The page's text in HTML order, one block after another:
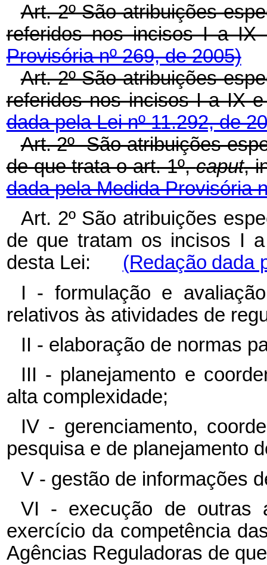
Art. 2º São atribuições
referidos nos incisos I a
Provisória nº 269, de 2005)
Art. 2º São atribuições
referidos nos incisos I a IX
dada pela Lei nº 11.292, de
Art. 2º São atribuições
de que trata o art. 1º,caput,
dada pela Medida Provisória
Art. 2º São atribuições
de que tratam os incisos I
desta Lei: (Redação dada
I - formulação e
relativos às atividades de
II - elaboração de normas
III - planejamento e
alta complexidade;
IV - gerenciamento,
pesquisa e de planejamento
V - gestão de informações
VI - execução de outras
exercício da competência
Agências Reguladoras de